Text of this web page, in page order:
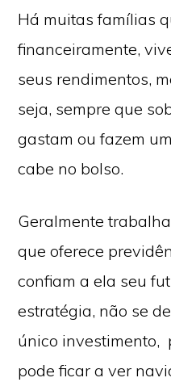
Há muitas famílias
financeiramente,
seus rendimentos,
seja, sempre que
gastam ou fazem
cabe no bolso.
Geralmente
que oferece
confiam a ela seu
estratégia, não se
único investimento,
pode ficar a ver